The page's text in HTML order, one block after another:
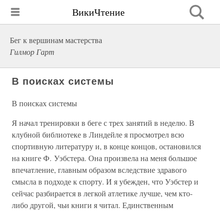
ВикиЧтение
Бег к вершинам мастерства
Гилмор Гарт
В поисках системы
В поисках системы
Я начал тренировки в беге с трех занятий в неделю. В
клубной библиотеке в Линдейле я просмотрел всю
спортивную литературу и, в конце концов, остановился
на книге Ф. Уэбстера. Она произвела на меня большое
впечатление, главным образом вследствие здравого
смысла в подходе к спорту. И я убежден, что Уэбстер и
сейчас разбирается в легкой атлетике лучше, чем кто-
либо другой, чьи книги я читал. Единственным